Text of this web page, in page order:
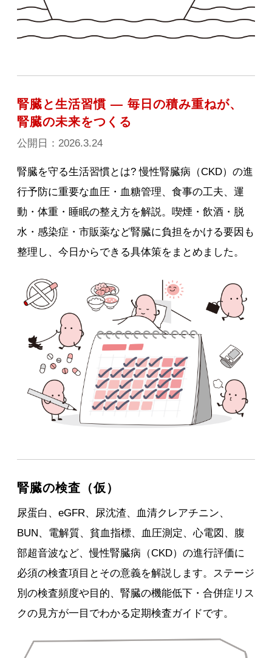
腎臓と生活習慣 ― 毎日の積み重ねが、
腎臓の未来をつくる
公開日：2026.3.24
腎臓を守る生活習慣とは? 慢性腎臓病（CKD）の進
行予防に重要な血圧・血糖管理、食事の工夫、運
動・体重・睡眠の整え方を解説。喫煙・飲酒・脱
水・感染症・市販薬など腎臓に負担をかける要因も
整理し、今日からできる具体策をまとめました。
腎臓の検査（仮）
尿蛋白、eGFR、尿沈渣、血清クレアチニン、
BUN、電解質、貧血指標、血圧測定、心電図、腹
部超音波など、慢性腎臓病（CKD）の進行評価に
必須の検査項目とその意義を解説します。ステージ
別の検査頻度や目的、腎臓の機能低下・合併症リス
クの見方が一目でわかる定期検査ガイドです。